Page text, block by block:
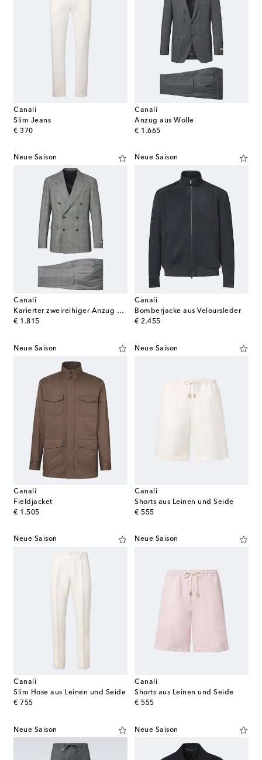
Canali
Slim Jeans
€ 370
original price
Canali
Anzug aus Wolle
€ 1.665
original price
Neue Saison
Canali
Karierter zweireihiger Anzug aus Wolle
€ 1.815
original price
Neue Saison
Canali
Bomberjacke aus Veloursleder
€ 2.455
original price
Neue Saison
Canali
Fieldjacket
€ 1.505
original price
Neue Saison
Canali
Shorts aus Leinen und Seide
€ 555
original price
Neue Saison
Canali
Slim Hose aus Leinen und Seide
€ 755
original price
Neue Saison
Canali
Shorts aus Leinen und Seide
€ 555
original price
Neue Saison Neue Saison